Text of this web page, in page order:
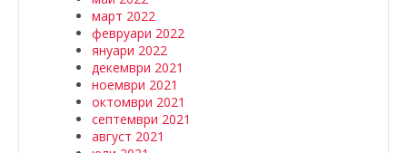
март 2022
февруари 2022
януари 2022
декември 2021
ноември 2021
октомври 2021
септември 2021
август 2021